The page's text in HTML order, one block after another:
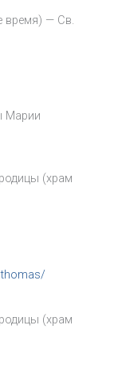
время) — Св.
Марии
(храм
(храм